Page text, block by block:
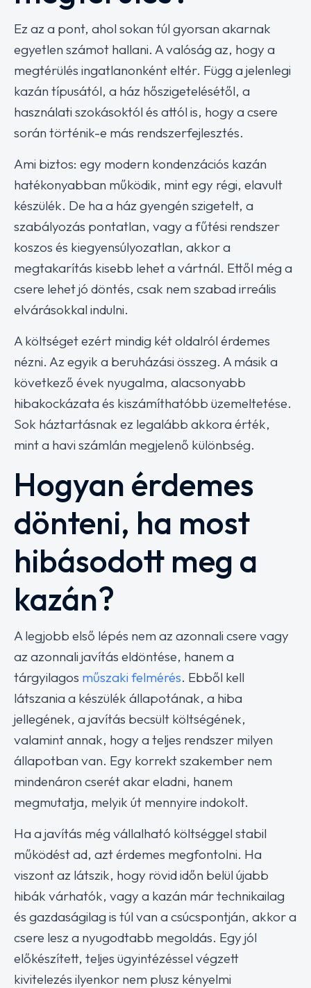
Ez az a pont, ahol sokan túl gyorsan akarnak
egyetlen számot hallani. A valóság az, hogy a
megtérülés ingatlanonként eltér. Függ a jelenlegi
kazán típusától, a ház hőszigetelésétől, a
használati szokásoktól és attól is, hogy a csere
során történik-e más rendszerfejlesztés.
Ami biztos: egy modern kondenzációs kazán
hatékonyabban működik, mint egy régi, elavult
készülék. De ha a ház gyengén szigetelt, a
szabályozás pontatlan, vagy a fűtési rendszer
koszos és kiegyensúlyozatlan, akkor a
megtakarítás kisebb lehet a vártnál. Ettől még a
csere lehet jó döntés, csak nem szabad irreális
elvárásokkal indulni.
A költséget ezért mindig két oldalról érdemes
nézni. Az egyik a beruházási összeg. A másik a
következő évek nyugalma, alacsonyabb
hibakockázata és kiszámíthatóbb üzemeltetése.
Sok háztartásnak ez legalább akkora érték,
mint a havi számlán megjelenő különbség.
Hogyan érdemes
dönteni, ha most
hibásodott meg a
kazán?
A legjobb első lépés nem az azonnali csere vagy
az azonnali javítás eldöntése, hanem a
tárgyilagos műszaki felmérés. Ebből kell
látszania a készülék állapotának, a hiba
jellegének, a javítás becsült költségének,
valamint annak, hogy a teljes rendszer milyen
állapotban van. Egy korrekt szakember nem
mindenáron cserét akar eladni, hanem
megmutatja, melyik út mennyire indokolt.
Ha a javítás még vállalható költséggel stabil
működést ad, azt érdemes megfontolni. Ha
viszont az látszik, hogy rövid időn belül újabb
hibák várhatók, vagy a kazán már technikailag
és gazdaságilag is túl van a csúcspontján, akkor a
csere lesz a nyugodtabb megoldás. Egy jól
előkészített, teljes ügyintézéssel végzett
kivitelezés ilyenkor nem plusz kényelmi